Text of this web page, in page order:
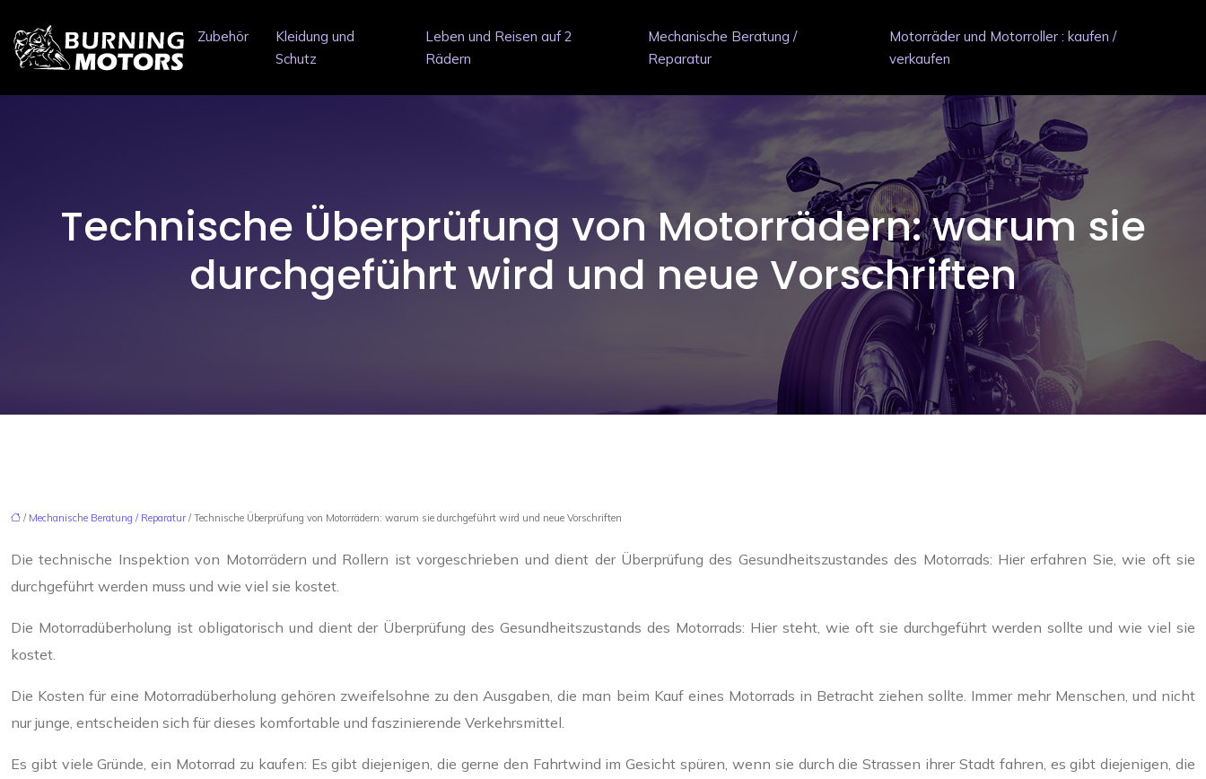
Zubehör
Kleidung und
Schutz
Leben und Reisen auf 2
Rädern
Mechanische Beratung /
Reparatur
Motorräder und Motorroller : kaufen /
verkaufen
Technische Überprüfung von Motorrädern: warum sie
durchgeführt wird und neue Vorschriften
/ Mechanische Beratung / Reparatur / Technische Überprüfung von Motorrädern: warum sie durchgeführt wird und neue Vorschriften
Die technische Inspektion von Motorrädern und Rollern ist vorgeschrieben und dient der Überprüfung des Gesundheitszustandes des Motorrads: Hier erfahren Sie, wie oft sie
durchgeführt werden muss und wie viel sie kostet.
Die Motorradüberholung ist obligatorisch und dient der Überprüfung des Gesundheitszustands des Motorrads: Hier steht, wie oft sie durchgeführt werden sollte und wie viel sie
kostet.
Die Kosten für eine Motorradüberholung gehören zweifelsohne zu den Ausgaben, die man beim Kauf eines Motorrads in Betracht ziehen sollte. Immer mehr Menschen, und nicht
nur junge, entscheiden sich für dieses komfortable und faszinierende Verkehrsmittel.
Es gibt viele Gründe, ein Motorrad zu kaufen: Es gibt diejenigen, die gerne den Fahrtwind im Gesicht spüren, wenn sie durch die Strassen ihrer Stadt fahren, es gibt diejenigen, die